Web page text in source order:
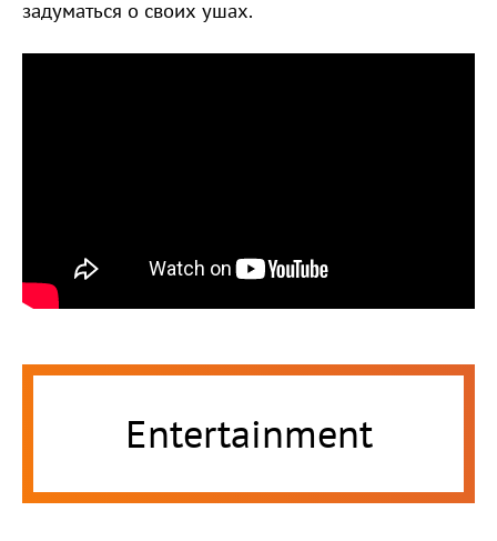
задуматься о своих ушах.
Entertainment